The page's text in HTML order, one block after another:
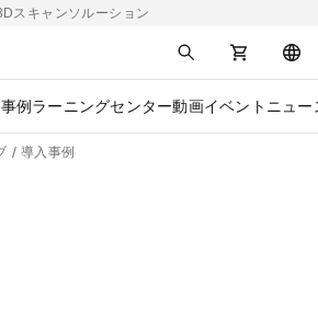
スキャンソルーション
例 ラーニングセンター動画イベント ニュー
導入事例